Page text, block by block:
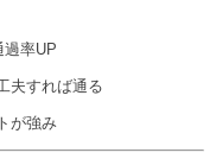
率UP
夫すれば通る
が強み